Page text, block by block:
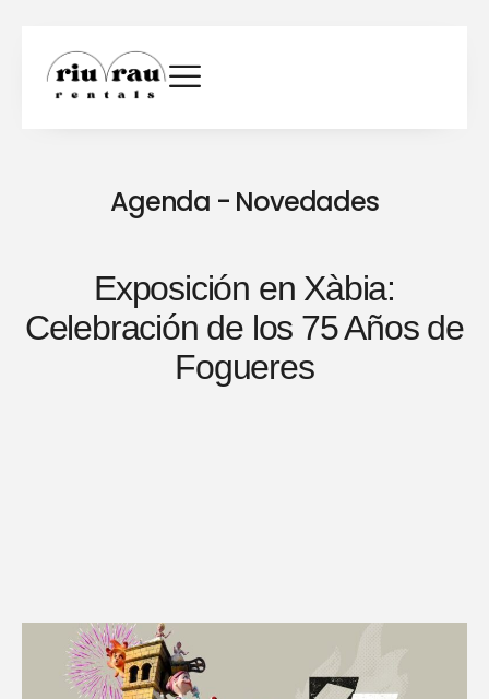
Agenda - Novedades
Exposición en Xàbia:
Celebración de los 75 Años de
Fogueres